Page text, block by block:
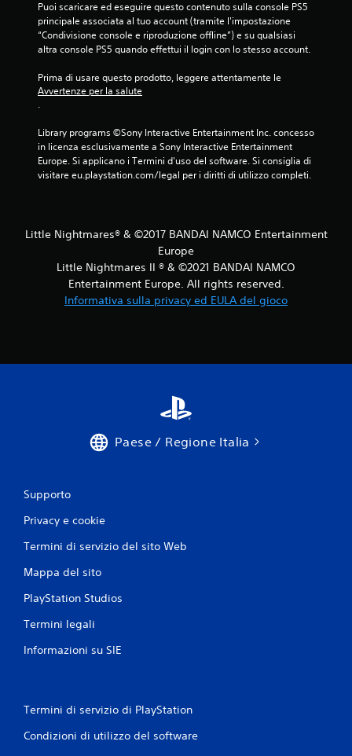
Puoi scaricare ed eseguire questo contenuto sulla console PS5
principale associata al tuo account (tramite l'impostazione
“Condivisione console e riproduzione offline”) e su qualsiasi
altra console PS5 quando effettui il login con lo stesso account.
Prima di usare questo prodotto, leggere attentamente le
Avvertenze per la salute
.
Library programs ©Sony Interactive Entertainment Inc. concesso
in licenza esclusivamente a Sony Interactive Entertainment
Europe. Si applicano i Termini d'uso del software. Si consiglia di
visitare eu.playstation.com/legal per i diritti di utilizzo completi.
Little Nightmares® & ©2017 BANDAI NAMCO Entertainment
Europe
Little Nightmares II ® & ©2021 BANDAI NAMCO
Entertainment Europe. All rights reserved.
Informativa sulla privacy ed EULA del gioco
Paese / Regione Italia
Supporto
Privacy e cookie
Termini di servizio del sito Web
Mappa del sito
PlayStation Studios
Termini legali
Informazioni su SIE
Termini di servizio di PlayStation
Condizioni di utilizzo del software